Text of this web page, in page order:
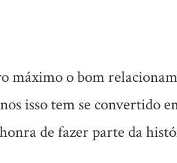
máximo o bom
isso tem se convertido
de fazer parte da